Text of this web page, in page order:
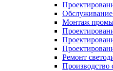
Обслуживание
Монтаж
Ремонт
Производство